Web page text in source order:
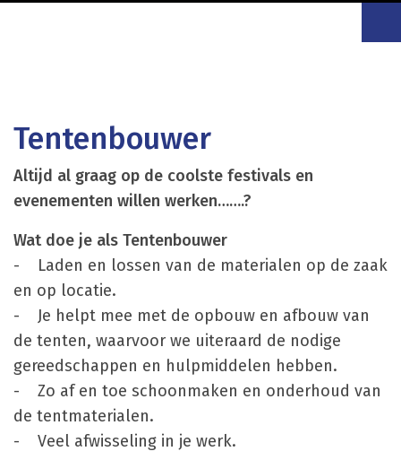
Tentenbouwer
Altijd al graag op de coolste festivals en
evenementen willen werken…….?
Wat doe je als Tentenbouwer
- Laden en lossen van de materialen op de zaak
en op locatie.
- Je helpt mee met de opbouw en afbouw van
de tenten, waarvoor we uiteraard de nodige
gereedschappen en hulpmiddelen hebben.
- Zo af en toe schoonmaken en onderhoud van
de tentmaterialen.
- Veel afwisseling in je werk.